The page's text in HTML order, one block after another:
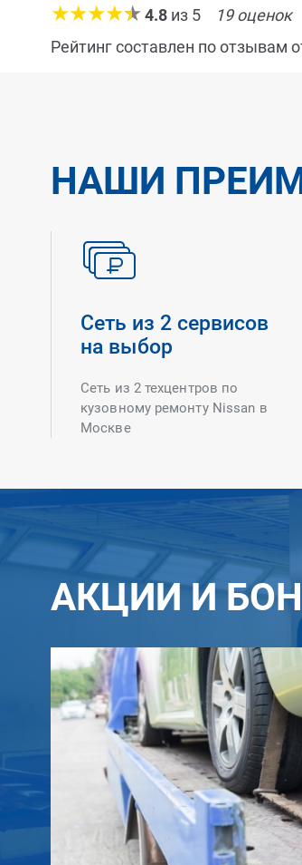
4.8 из 5 19оценок
Рейтинг составлен по отзывам
НАШИ
Сеть из 2 сервисов
на выбор
Сеть из 2 техцентров по
кузовному ремонту Nissan в
Москве
АКЦИИ И